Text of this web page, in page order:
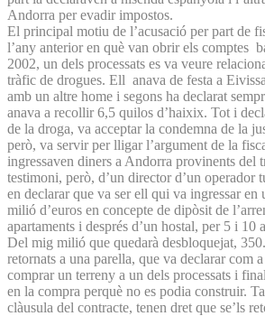
Andorra per evadir impostos.
El principal motiu de l’acusació per part de
l’any anterior en què van obrir els comptes
2002, un dels processats es va veure
tràfic de drogues. Ell anava de festa a
amb un altre home i segons ha declarat
anava a recollir 6,5 quilos d’haixix. Tot i
de la droga, va acceptar la condemna de la
però, va servir per lligar l’argument de la
ingressaven diners a Andorra provinents del
testimoni, però, d’un director d’un operador
en declarar que va ser ell qui va ingressar en
milió d’euros en concepte de dipòsit de
apartaments i després d’un hostal, per 5 i 10
Del mig milió que quedarà desbloquejat,
retornats a una parella, que va declarar com
comprar un terreny a un dels processats i
en la compra perquè no es podia construir.
clàusula del contracte, tenen dret que se’ls